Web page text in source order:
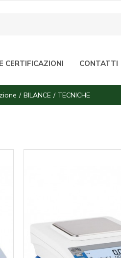
CERTIFICAZIONI CONTATTI
BILANCE TECNICHE